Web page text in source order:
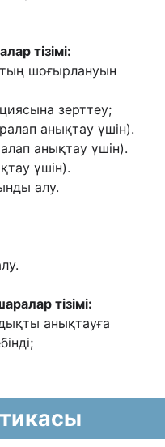
тізімі:
шоғырлануын
зерттеу;
анықтау үшін).
анықтау үшін).
үшін).
алу.
тізімі:
анықтауға